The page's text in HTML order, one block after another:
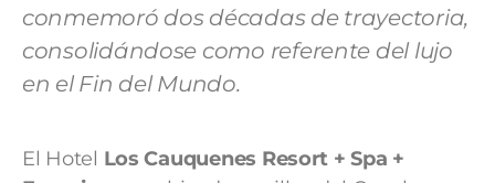
conmemoró dos décadas de trayectoria,
consolidándose como referente del lujo
en el Fin del Mundo.
El Hotel Los Cauquenes Resort + Spa +